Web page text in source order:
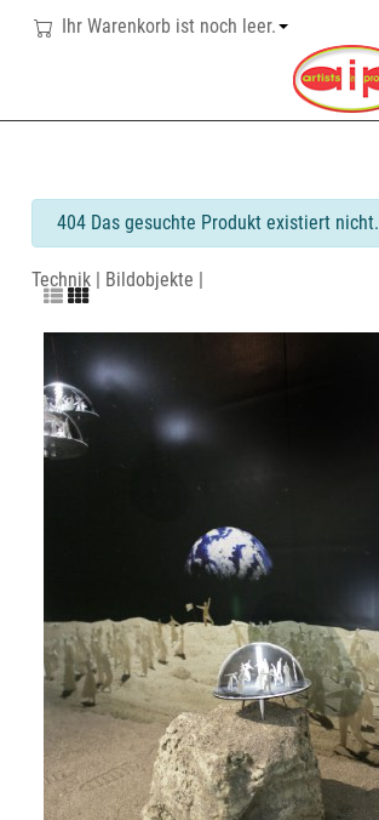
Ihr Warenkorb ist noch leer.
info
404 Das gesuchte Produkt existiert nicht.
Technik | Bildobjekte |